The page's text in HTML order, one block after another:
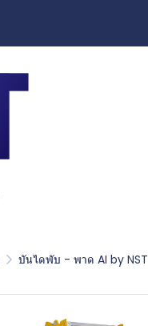
บันไดพับ - พาด AI by NST